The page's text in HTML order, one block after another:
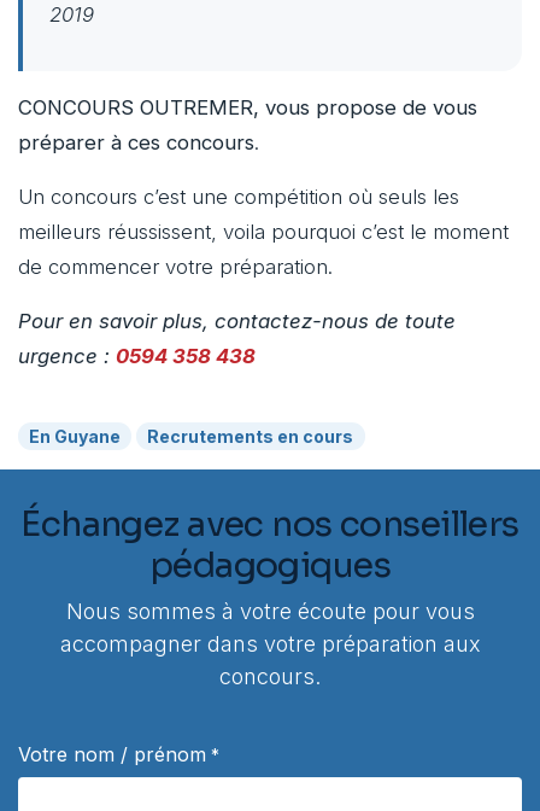
2019
CONCOURS OUTREMER, vous propose de vous
préparer à ces concours.
Un concours c’est une compétition où seuls les
meilleurs réussissent, voila pourquoi c’est le moment
de commencer votre préparation.
Pour en savoir plus, contactez-nous de toute
urgence : 0594 358 438
En Guyane Recrutements en cours
Échangez avec nos conseillers
pédagogiques
Nous sommes à votre écoute pour vous
accompagner dans votre préparation aux
concours.
Votre nom / prénom *